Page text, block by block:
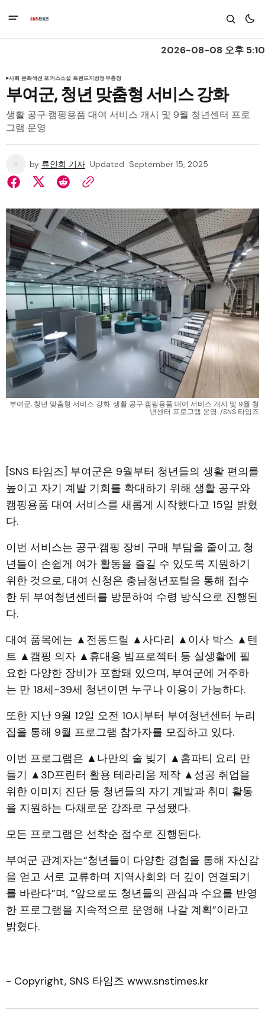
2026-08-08 오후 5:10
사회 문화섹션 포커스소셜 트렌드지방정부충청
부여군, 청년 맞춤형 서비스 강화
생활 공구·캠핑용품 대여 서비스 개시 및 9월 청년센터 프로
그램 운영
by 류인희 기자 Updated September 15, 2025
부여군, 청년 맞춤형 서비스 강화. 생활 공구·캠핑용품 대여 서비스 개시 및 9월 청
년센터 프로그램 운영. /SNS 타임즈
[SNS 타임즈] 부여군은 9월부터 청년들의 생활 편의를
높이고 자기 계발 기회를 확대하기 위해 생활 공구와
캠핑용품 대여 서비스를 새롭게 시작했다고 15일 밝혔
다.
이번 서비스는 공구·캠핑 장비 구매 부담을 줄이고, 청
년들이 손쉽게 여가 활동을 즐길 수 있도록 지원하기
위한 것으로, 대여 신청은 충남청년포털을 통해 접수
한 뒤 부여청년센터를 방문하여 수령 방식으로 진행된
다.
대여 품목에는 ▲전동드릴 ▲사다리 ▲이사 박스 ▲텐
트 ▲캠핑 의자 ▲휴대용 빔프로젝터 등 실생활에 필
요한 다양한 장비가 포함돼 있으며, 부여군에 거주하
는 만 18세~39세 청년이면 누구나 이용이 가능하다.
또한 지난 9월 12일 오전 10시부터 부여청년센터 누리
집을 통해 9월 프로그램 참가자를 모집하고 있다.
이번 프로그램은 ▲나만의 술 빚기 ▲홈파티 요리 만
들기 ▲3D프린터 활용 테라리움 제작 ▲성공 취업을
위한 이미지 진단 등 청년들의 자기 계발과 취미 활동
을 지원하는 다채로운 강좌로 구성됐다.
모든 프로그램은 선착순 접수로 진행된다.
부여군 관계자는“청년들이 다양한 경험을 통해 자신감
을 얻고 서로 교류하며 지역사회와 더 깊이 연결되기
를 바란다”며, “앞으로도 청년들의 관심과 수요를 반영
한 프로그램을 지속적으로 운영해 나갈 계획”이라고
밝혔다.
- Copyright, SNS 타임즈 www.snstimes.kr